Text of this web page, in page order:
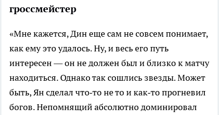
гроссмейстер
«Мне кажется, Дин еще сам не совсем понимает,
как ему это удалось. Ну, и весь его путь
интересен — он не должен был и близко к матчу
находиться. Однако так сошлись звезды. Может
быть, Ян сделал что‑то не то и как‑то прогневил
богов. Непомнящий абсолютно доминировал